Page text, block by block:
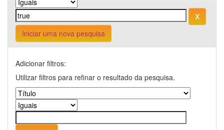
Iniciar uma nova pesquisa
Adicionar filtros:
Utilizar filtros para refinar o resultado da pesquisa.